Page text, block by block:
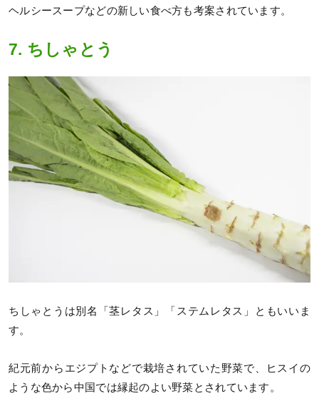
ヘルシースープなどの新しい食べ方も考案されています。
7. ちしゃとう
ちしゃとうは別名「茎レタス」「ステムレタス」ともいいま
す。
紀元前からエジプトなどで栽培されていた野菜で、ヒスイの
ような色から中国では縁起のよい野菜とされています。